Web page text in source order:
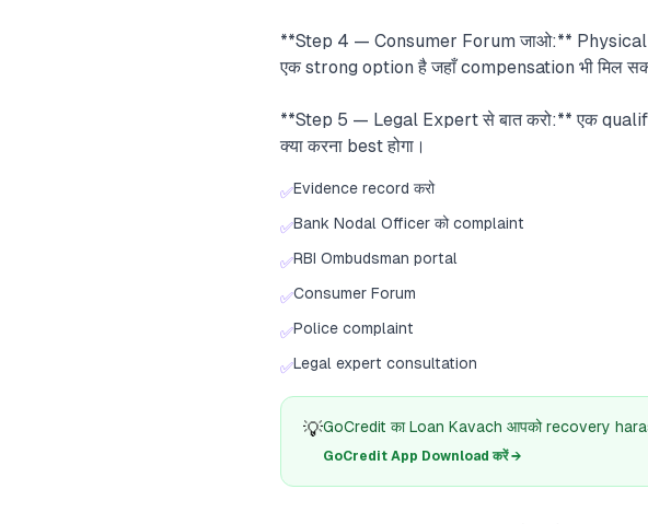
**Step 4 — Consumer Forum जाओ:**
एक strong option है जहाँ compensation भी मिल
**Step 5 — Legal Expert से बात करो:** एक
क्या करना best होगा।
✅Evidence record करो
✅Bank Nodal Officer को complaint
✅RBI Ombudsman portal
✅Consumer Forum
✅Police complaint
✅Legal expert consultation
💡GoCredit का Loan Kavach आपको recovery
GoCredit App Download करें →